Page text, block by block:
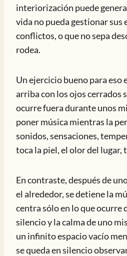
interiorización puede
vida no pueda gestionar sus
conflictos, o que no sepa
rodea.
Un ejercicio bueno para eso
arriba con los ojos cerrados
ocurre fuera durante unos
poner música mientras la
sonidos, sensaciones,
toca la piel, el olor del lugar,
En contraste, después de
el alrededor, se detiene la
centra sólo en lo que ocurre
silencio y la calma de uno
un infinito espacio vacío
se queda en silencio